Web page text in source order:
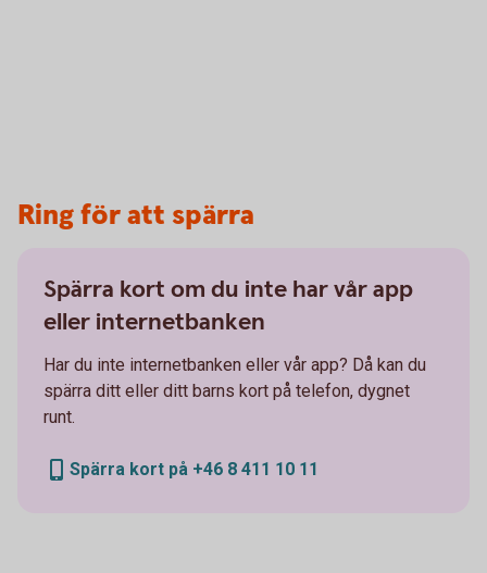
Ring för att spärra
Spärra kort om du inte har vår app
eller internetbanken
Har du inte internetbanken eller vår app? Då kan du
spärra ditt eller ditt barns kort på telefon, dygnet
runt.
Spärra kort på +46 8 411 10 11